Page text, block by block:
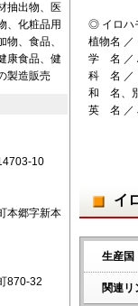
◎ イロハ
植物名 ／
学 名 ／
科 名 ／
和 名、
英 名 ／
イ
生産国
関連リ
抽出物、医
、化粧品用
物、食品、
康食品、健
製造販売
10
本郷字新本
870-32